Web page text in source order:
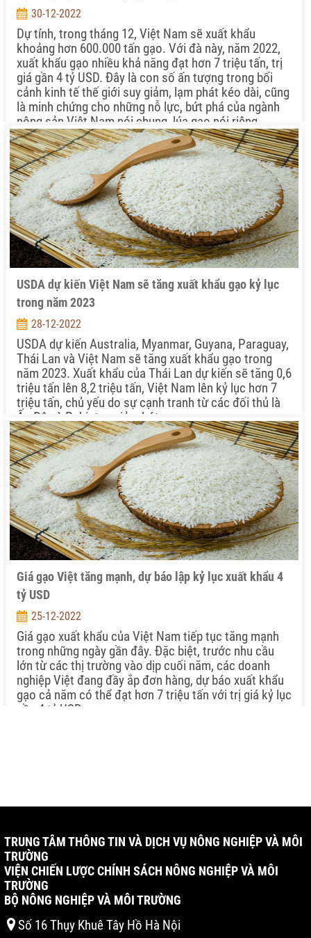
30-12-2022
Dự tính, trong tháng 12, Việt Nam sẽ xuất khẩu
khoảng hơn 600.000 tấn gạo. Với đà này, năm 2022,
xuất khẩu gạo nhiều khả năng đạt hơn 7 triệu tấn, trị
giá gần 4 tỷ USD. Đây là con số ấn tượng trong bối
cảnh kinh tế thế giới suy giảm, lạm phát kéo dài, cũng
là minh chứng cho những nỗ lực, bứt phá của ngành
nông sản Việt Nam nói chung, lúa gạo nói riêng.
USDA dự kiến Việt Nam sẽ tăng xuất khẩu gạo kỷ lục
trong năm 2023
28-12-2022
USDA dự kiến Australia, Myanmar, Guyana, Paraguay,
Thái Lan và Việt Nam sẽ tăng xuất khẩu gạo trong
năm 2023. Xuất khẩu của Thái Lan dự kiến sẽ tăng 0,6
triệu tấn lên 8,2 triệu tấn, Việt Nam lên kỷ lục hơn 7
triệu tấn, chủ yếu do sự cạnh tranh từ các đối thủ là
Ấn Độ và Pakistan giảm bớt.
Giá gạo Việt tăng mạnh, dự báo lập kỷ lục xuất khẩu 4
tỷ USD
25-12-2022
Giá gạo xuất khẩu của Việt Nam tiếp tục tăng mạnh
trong những ngày gần đây. Đặc biệt, trước nhu cầu
lớn từ các thị trường vào dịp cuối năm, các doanh
nghiệp Việt đang đầy ắp đơn hàng, dự báo xuất khẩu
gạo cả năm có thể đạt hơn 7 triệu tấn với trị giá kỷ lục
gần 4 tỷ USD.
TRUNG TÂM THÔNG TIN VÀ DỊCH VỤ NÔNG NGHIỆP VÀ MÔI
TRƯỜNG
VIỆN CHIẾN LƯỢC CHÍNH SÁCH NÔNG NGHIỆP VÀ MÔI
TRƯỜNG
BỘ NÔNG NGHIỆP VÀ MÔI TRƯỜNG
Số 16 Thụy Khuê Tây Hồ Hà Nội